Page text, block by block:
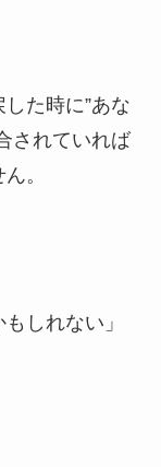
た時に”あな
されていれば
。
しれない」